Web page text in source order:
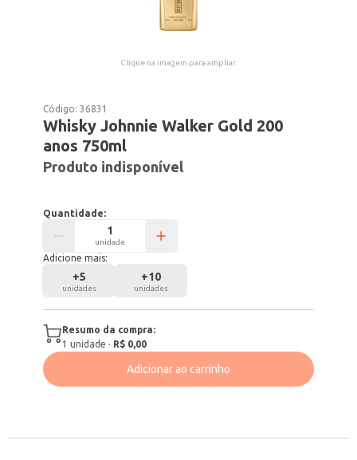
Clique na imagem para ampliar.
Código:36831
Whisky Johnnie Walker Gold 200
anos 750ml
Produto indisponível
Quantidade:
unidade
Adicione mais:
+5
unidades
+10
unidades
Resumo da compra:
1 unidade · R$ 0,00
Adicionar ao carrinho